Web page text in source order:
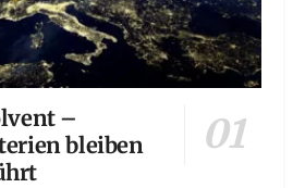
–
bleiben